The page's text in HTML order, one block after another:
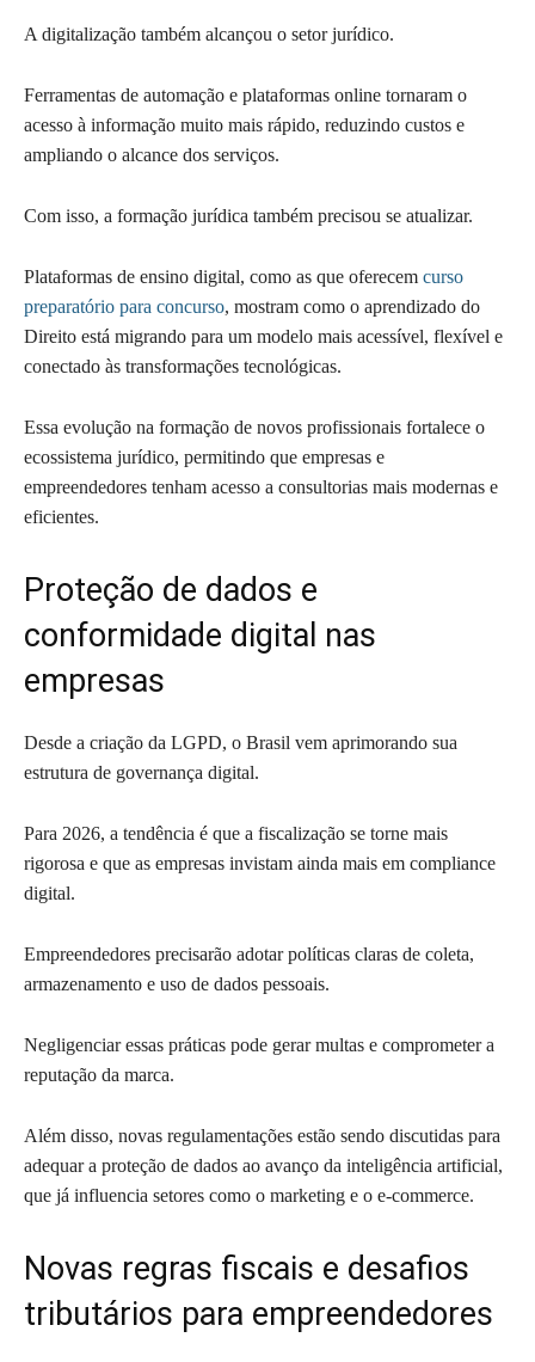
A digitalização também alcançou o setor jurídico.
Ferramentas de automação e plataformas online tornaram o
acesso à informação muito mais rápido, reduzindo custos e
ampliando o alcance dos serviços.
Com isso, a formação jurídica também precisou se atualizar.
Plataformas de ensino digital, como as que oferecem curso
preparatório para concurso, mostram como o aprendizado do
Direito está migrando para um modelo mais acessível, flexível e
conectado às transformações tecnológicas.
Essa evolução na formação de novos profissionais fortalece o
ecossistema jurídico, permitindo que empresas e
empreendedores tenham acesso a consultorias mais modernas e
eficientes.
Proteção de dados e
conformidade digital nas
empresas
Desde a criação da LGPD, o Brasil vem aprimorando sua
estrutura de governança digital.
Para 2026, a tendência é que a fiscalização se torne mais
rigorosa e que as empresas invistam ainda mais em compliance
digital.
Empreendedores precisarão adotar políticas claras de coleta,
armazenamento e uso de dados pessoais.
Negligenciar essas práticas pode gerar multas e comprometer a
reputação da marca.
Além disso, novas regulamentações estão sendo discutidas para
adequar a proteção de dados ao avanço da inteligência artificial,
que já influencia setores como o marketing e o e-commerce.
Novas regras fiscais e desafios
tributários para empreendedores